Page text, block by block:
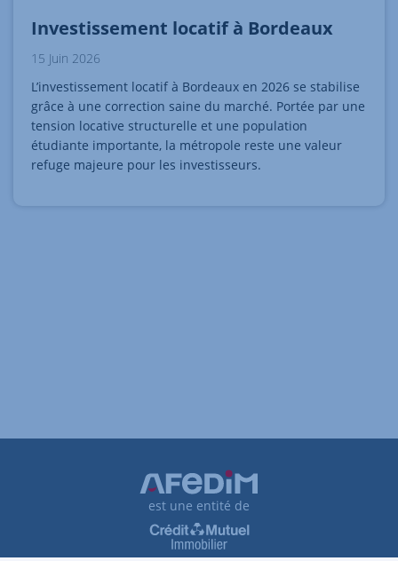
Investissement locatif à Bordeaux
15 Juin 2026
L’investissement locatif à Bordeaux en 2026 se stabilise
grâce à une correction saine du marché. Portée par une
tension locative structurelle et une population
étudiante importante, la métropole reste une valeur
refuge majeure pour les investisseurs.
est une entité de